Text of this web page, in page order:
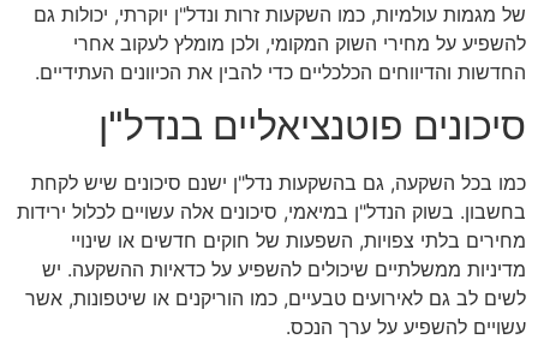
של מגמות עולמיות, כמו השקעות זרות ונדל"ן יוקרתי, יכולות גם
להשפיע על מחירי השוק המקומי, ולכן מומלץ לעקוב אחרי
החדשות והדיווחים הכלכליים כדי להבין את הכיוונים העתידיים.
סיכונים פוטנציאליים בנדל"ן
כמו בכל השקעה, גם בהשקעות נדל"ן ישנם סיכונים שיש לקחת
בחשבון. בשוק הנדל"ן במיאמי, סיכונים אלה עשויים לכלול ירידות
מחירים בלתי צפויות, השפעות של חוקים חדשים או שינויי
מדיניות ממשלתיים שיכולים להשפיע על כדאיות ההשקעה. יש
לשים לב גם לאירועים טבעיים, כמו הוריקנים או שיטפונות, אשר
עשויים להשפיע על ערך הנכס.